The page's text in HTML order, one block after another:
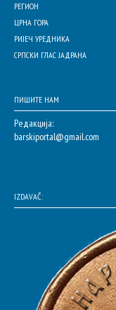
РЕГИОН
ЦРНА ГОРА
РИЈЕЧ УРЕДНИКА
СРПСКИ ГЛАС ЈАДРАНА
ПИШИТЕ НАМ
Редакција:
barskiportal@gmail.com
IZDAVAČ: